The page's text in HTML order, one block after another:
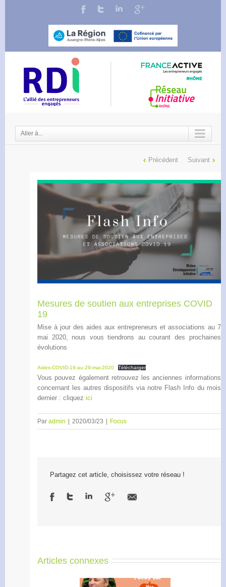
Aller à...
Précédent Suivant
Mesures de soutien aux entreprises COVID
19
Mise à jour des aides aux entrepreneurs et associations au 7
mai 2020, nous vous tiendrons au courant des prochaines
évolutions
Aides-COVID-19-au-29-mai-2020 Télécharger
Vous pouvez également retrouvez les anciennes informations
concernant les autres dispositifs via notre Flash Info du mois
dernier : cliquez ici
Par admin | 2020/03/23 | Focus
Partagez cet article, choisissez votre réseau !
Articles connexes